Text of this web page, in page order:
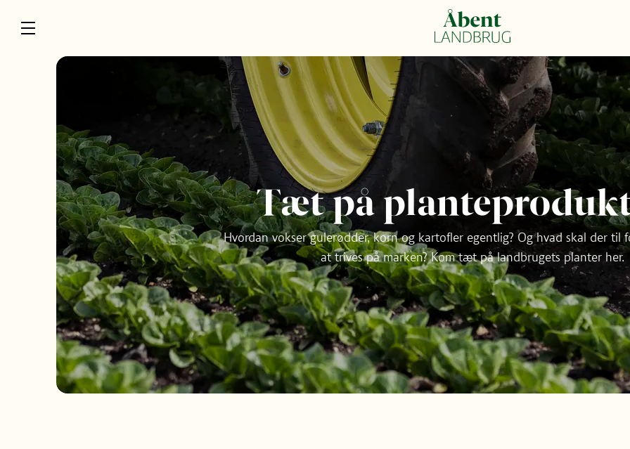
Tæt på
Hvordan vokser gulerødder, korn og kartofler egentlig? Og hvad skal der til
at trives på marken? Kom tæt på landbrugets planter her.